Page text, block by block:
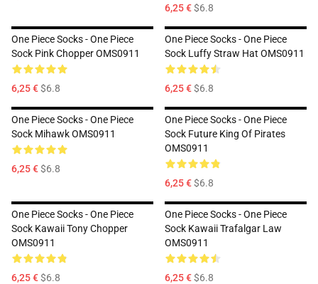
6,25 €$6.8
One Piece Socks - One Piece
Sock Pink Chopper OMS0911
6,25 €$6.8
One Piece Socks - One Piece
Sock Luffy Straw Hat OMS0911
6,25 €$6.8
One Piece Socks - One Piece
Sock Mihawk OMS0911
6,25 €$6.8
One Piece Socks - One Piece
Sock Future King Of Pirates
OMS0911
6,25 €$6.8
One Piece Socks - One Piece
Sock Kawaii Tony Chopper
OMS0911
6,25 €$6.8
One Piece Socks - One Piece
Sock Kawaii Trafalgar Law
OMS0911
6,25 €$6.8